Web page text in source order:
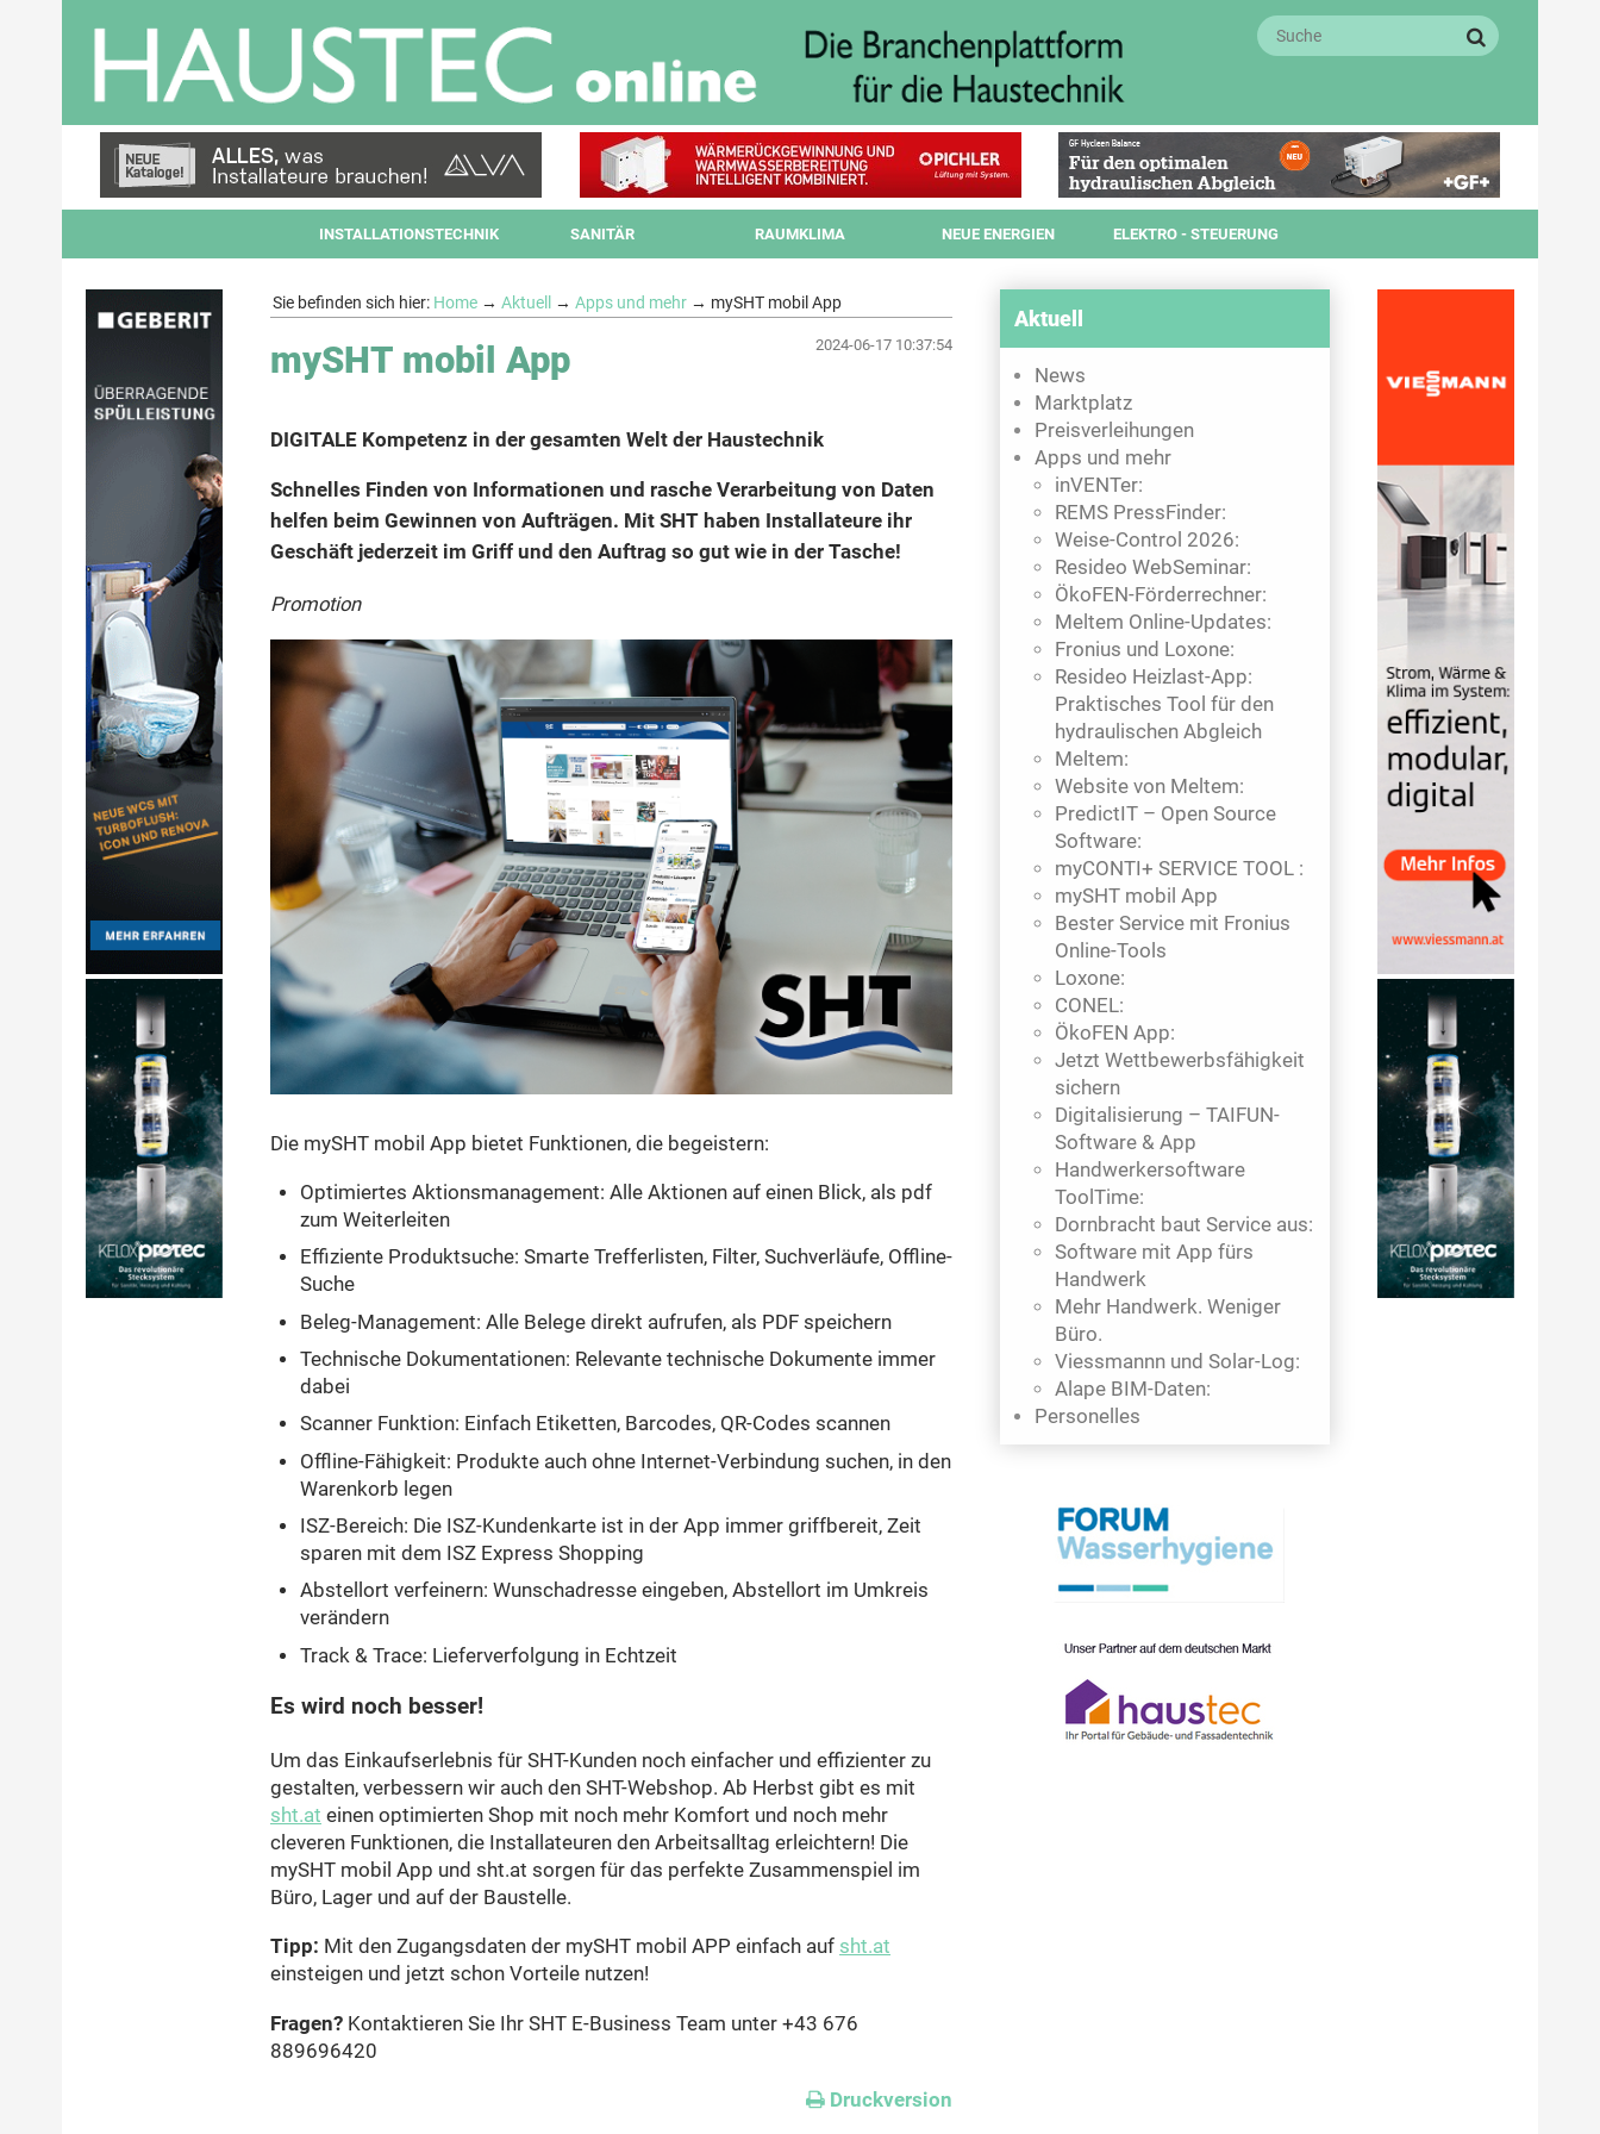
INSTALLATIONSTECHNIK SANITÄR RAUMKLIMA NEUE ENERGIEN ELEKTRO - STEUERUNG
Sie befinden sich hier: Home → Aktuell → Apps und mehr → mySHT mobil App
2024-06-17 10:37:54
mySHT mobil App
DIGITALE Kompetenz in der gesamten Welt der Haustechnik
Schnelles Finden von Informationen und rasche Verarbeitung von Daten
helfen beim Gewinnen von Aufträgen. Mit SHT haben Installateure ihr
Geschäft jederzeit im Griff und den Auftrag so gut wie in der Tasche!
Promotion
Die mySHT mobil App bietet Funktionen, die begeistern:
Optimiertes Aktionsmanagement: Alle Aktionen auf einen Blick, als pdf
zum Weiterleiten
Effiziente Produktsuche: Smarte Trefferlisten, Filter, Suchverläufe, Offline-
Suche
Beleg-Management: Alle Belege direkt aufrufen, als PDF speichern
Technische Dokumentationen: Relevante technische Dokumente immer
dabei
Scanner Funktion: Einfach Etiketten, Barcodes, QR-Codes scannen
Offline-Fähigkeit: Produkte auch ohne Internet-Verbindung suchen, in den
Warenkorb legen
ISZ-Bereich: Die ISZ-Kundenkarte ist in der App immer griffbereit, Zeit
sparen mit dem ISZ Express Shopping
Abstellort verfeinern: Wunschadresse eingeben, Abstellort im Umkreis
verändern
Track & Trace: Lieferverfolgung in Echtzeit
Es wird noch besser!
Um das Einkaufserlebnis für SHT-Kunden noch einfacher und effizienter zu
gestalten, verbessern wir auch den SHT-Webshop. Ab Herbst gibt es mit
sht.at einen optimierten Shop mit noch mehr Komfort und noch mehr
cleveren Funktionen, die Installateuren den Arbeitsalltag erleichtern! Die
mySHT mobil App und sht.at sorgen für das perfekte Zusammenspiel im
Büro, Lager und auf der Baustelle.
Tipp: Mit den Zugangsdaten der mySHT mobil APP einfach auf sht.at
einsteigen und jetzt schon Vorteile nutzen!
Fragen? Kontaktieren Sie Ihr SHT E-Business Team unter +43 676
889696420
Druckversion
Aktuell
News
Marktplatz
Preisverleihungen
Apps und mehr
inVENTer:
REMS PressFinder:
Weise-Control 2026:
Resideo WebSeminar:
ÖkoFEN-Förderrechner:
Meltem Online-Updates:
Fronius und Loxone:
Resideo Heizlast-App:
Praktisches Tool für den
hydraulischen Abgleich
Meltem:
Website von Meltem:
PredictIT – Open Source
Software:
myCONTI+ SERVICE TOOL :
mySHT mobil App
Bester Service mit Fronius
Online-Tools
Loxone:
CONEL:
ÖkoFEN App:
Jetzt Wettbewerbsfähigkeit
sichern
Digitalisierung – TAIFUN-
Software & App
Handwerkersoftware
ToolTime:
Dornbracht baut Service aus:
Software mit App fürs
Handwerk
Mehr Handwerk. Weniger
Büro.
Viessmannn und Solar-Log:
Alape BIM-Daten:
Personelles